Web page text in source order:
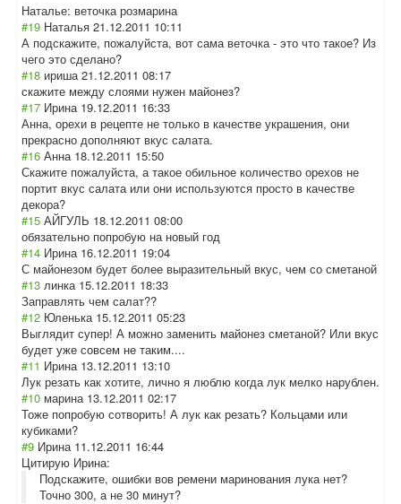
Наталье: веточка розмарина
#19 Наталья 21.12.2011 10:11
А подскажите, пожалуйста, вот сама веточка - это что такое? Из
чего это сделано?
#18 ириша 21.12.2011 08:17
скажите между слоями нужен майонез?
#17 Ирина 19.12.2011 16:33
Анна, орехи в рецепте не только в качестве украшения, они
прекрасно дополняют вкус салата.
#16 Анна 18.12.2011 15:50
Скажите пожалуйста, а такое обильное количество орехов не
портит вкус салата или они используются просто в качестве
декора?
#15 АЙГУЛЬ 18.12.2011 08:00
обязательно попробую на новый год
#14 Ирина 16.12.2011 19:04
С майонезом будет более выразительный вкус, чем со сметаной
#13 линка 15.12.2011 18:33
Заправлять чем салат??
#12 Юленька 15.12.2011 05:23
Выглядит супер! А можно заменить майонез сметаной? Или вкус
будет уже совсем не таким....
#11 Ирина 13.12.2011 13:10
Лук резать как хотите, лично я люблю когда лук мелко нарублен.
#10 марина 13.12.2011 02:17
Тоже попробую сотворить! А лук как резать? Кольцами или
кубиками?
#9 Ирина 11.12.2011 16:44
Цитирую Ирина:
Подскажите, ошибки вов ремени маринования лука нет?
Точно 300, а не 30 минут?